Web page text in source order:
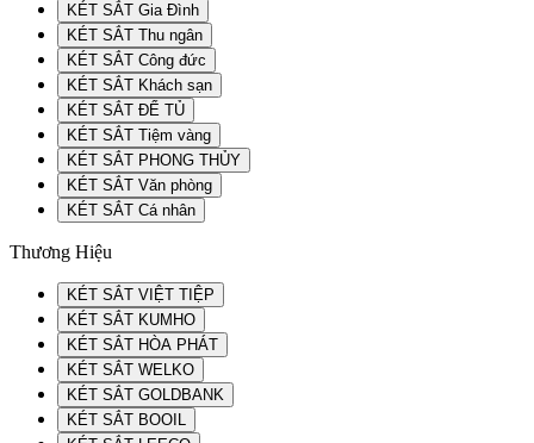
KÉT SẮT Gia Đình
KÉT SẮT Thu ngân
KÉT SẮT Công đức
KÉT SẮT Khách sạn
KÉT SẮT ĐỂ TỦ
KÉT SẮT Tiệm vàng
KÉT SẮT PHONG THỦY
KÉT SẮT Văn phòng
KÉT SẮT Cá nhân
Thương Hiệu
KÉT SẮT VIỆT TIỆP
KÉT SẮT KUMHO
KÉT SẮT HÒA PHÁT
KÉT SẮT WELKO
KÉT SẮT GOLDBANK
KÉT SẮT BOOIL